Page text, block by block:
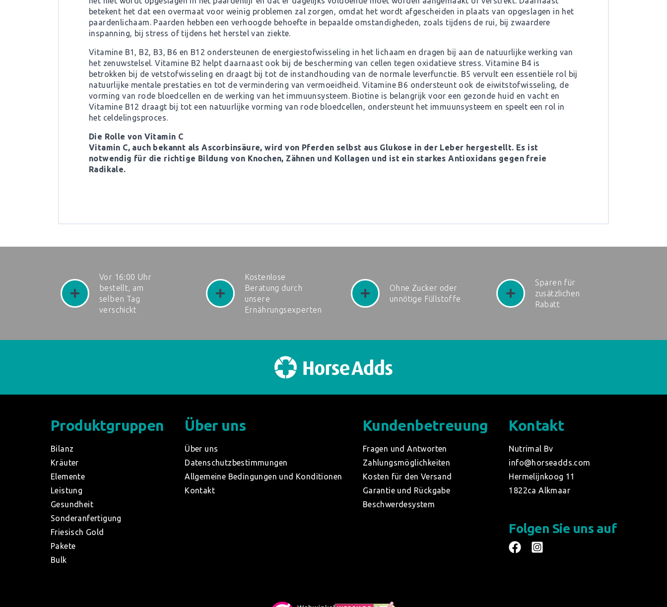
betekent het dat een overmaat voor weinig problemen zal zorgen, omdat het wordt afgescheiden in plaats van opgeslagen in het
paardenlichaam. Paarden hebben een verhoogde behoefte in bepaalde omstandigheden, zoals tijdens de rui, bij zwaardere
inspanning, bij stress of tijdens het herstel van ziekte.
Vitamine B1, B2, B3, B6 en B12 ondersteunen de energiestofwisseling in het lichaam en dragen bij aan de natuurlijke werking van
het zenuwstelsel. Vitamine B2 helpt daarnaast ook bij de bescherming van cellen tegen oxidatieve stress. Vitamine B4 is
betrokken bij de vetstofwisseling en draagt bij tot de instandhouding van de normale leverfunctie. B5 vervult een essentiële rol bij
natuurlijke mentale prestaties en tot de vermindering van vermoeidheid. Vitamine B6 ondersteunt ook de eiwitstofwisseling, de
vorming van rode bloedcellen en de werking van het immuunsysteem. Biotine is belangrijk voor een gezonde huid en vacht en
Vitamine B12 draagt bij tot een natuurlijke vorming van rode bloedcellen, ondersteunt het immuunsysteem en speelt een rol in
het celdelingsproces.
Die Rolle von Vitamin C
Vitamin C, auch bekannt als Ascorbinsäure, wird von Pferden selbst aus Glukose in der Leber hergestellt. Es ist
notwendig für die richtige Bildung von Knochen, Zähnen und Kollagen und ist ein starkes Antioxidans gegen freie
Radikale.
Vor 16:00 Uhr
bestellt, am
selben Tag
verschickt
Kostenlose
Beratung durch
unsere
Ernährungsexperten
Ohne Zucker oder
unnötige Füllstoffe
Sparen für
zusätzlichen
Rabatt
Produktgruppen
Bilanz
Kräuter
Elemente
Leistung
Gesundheit
Sonderanfertigung
Friesisch Gold
Pakete
Bulk
Über uns
Über uns
Datenschutzbestimmungen
Allgemeine Bedingungen und Konditionen
Kontakt
Kundenbetreuung
Fragen und Antworten
Zahlungsmöglichkeiten
Kosten für den Versand
Garantie und Rückgabe
Beschwerdesystem
Kontakt
Nutrimal Bv
info@horseadds.com
Hermelijnkoog 11
1822ca Alkmaar
Folgen Sie uns auf